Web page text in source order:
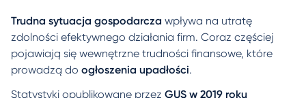
Trudna sytuacja gospodarcza wpływa na utratę
zdolności efektywnego działania firm. Coraz częściej
pojawiają się wewnętrzne trudności finansowe, które
prowadzą do ogłoszenia upadłości.
Statystyki opublikowane przez GUS w 2019 roku